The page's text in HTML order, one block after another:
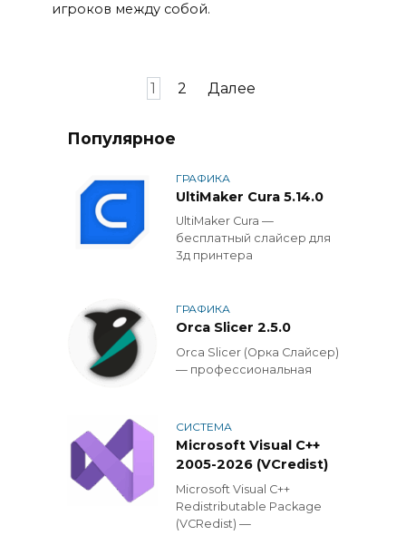
игроков между собой.
1 2 Далее
Популярное
ГРАФИКА
UltiMaker Cura 5.14.0
UltiMaker Cura —
бесплатный слайсер для
3д принтера
ГРАФИКА
Orca Slicer 2.5.0
Orca Slicer (Орка Слайсер)
— профессиональная
СИСТЕМА
Microsoft Visual C++
2005-2026 (VCredist)
Microsoft Visual C++
Redistributable Package
(VCRedist) —